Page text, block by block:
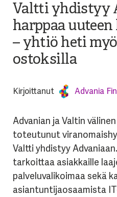
Valtti yhdistyy
harppaa
– yhtiö heti
ostoksilla
Kirjoittanut Advania
Advanian ja Valtin
toteutunut
Valtti yhdistyy
tarkoittaa asiakkaille
palveluvalikoimaa sekä
asiantuntijaosaamista